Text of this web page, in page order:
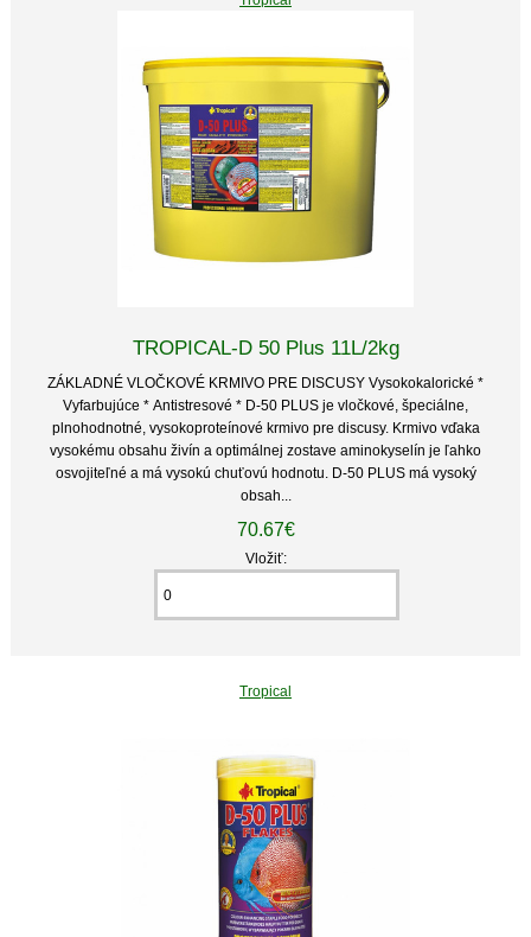
TROPICAL-D 50 Plus 11L/2kg
ZÁKLADNÉ VLOČKOVÉ KRMIVO PRE DISCUSY Vysokokalorické *
Vyfarbujúce * Antistresové * D-50 PLUS je vločkové, špeciálne,
plnohodnotné, vysokoproteínové krmivo pre discusy. Krmivo vďaka
vysokému obsahu živín a optimálnej zostave aminokyselín je ľahko
osvojiteľné a má vysokú chuťovú hodnotu. D-50 PLUS má vysoký
obsah...
70.67€
Vložiť:
Tropical